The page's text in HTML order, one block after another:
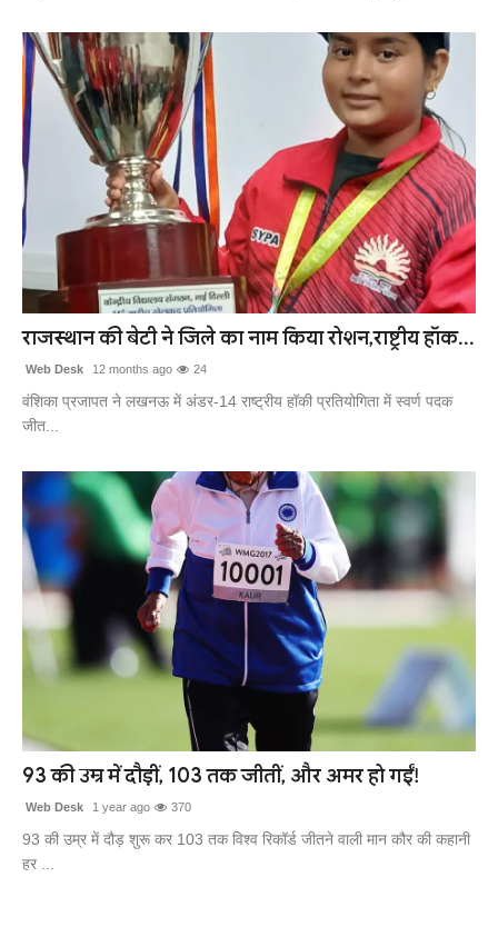
राजस्थान की बेटी ने जिले का नाम किया रोशन,राष्ट्रीय हॉक...
Web Desk 12 months ago 24
वंशिका प्रजापत ने लखनऊ में अंडर-14 राष्ट्रीय हॉकी प्रतियोगिता में स्वर्ण पदक
जीत...
93 की उम्र में दौड़ीं, 103 तक जीतीं, और अमर हो गईं!
Web Desk 1 year ago 370
93 की उम्र में दौड़ शुरू कर 103 तक विश्व रिकॉर्ड जीतने वाली मान कौर की कहानी
हर ...